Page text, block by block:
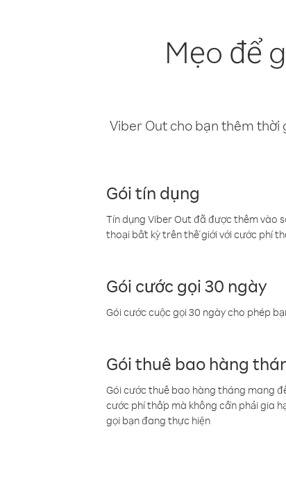
Mẹo để
Viber Out cho bạn thêm thời
Gói tín dụng
Tín dụng Viber Out đã được thêm vào
thoại bất kỳ trên thế giới với cước phí
Gói cước gọi 30 ngày
Gói cước cuộc gọi 30 ngày cho phép
Gói thuê bao hàng
Gói cước thuê bao hàng tháng mang
cước phí thấp mà không cần phải gia
gọi bạn đang thực hiện